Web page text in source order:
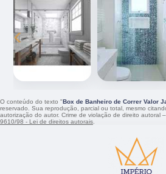
‹
O conteúdo do texto "Box de Banheiro de Correr Valor
reservado. Sua reprodução, parcial ou total, mesmo
autorização do autor. Crime de violação de direito autoral
9610/98 - Lei de direitos autorais